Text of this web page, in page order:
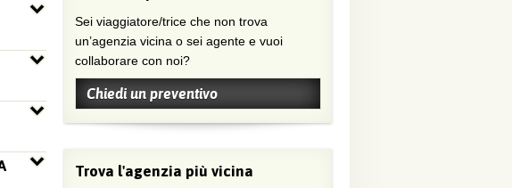
Sei viaggiatore/trice che non trova
un’agenzia vicina o sei agente e vuoi
collaborare con noi?
Chiedi un preventivo
Trova l'agenzia più vicina